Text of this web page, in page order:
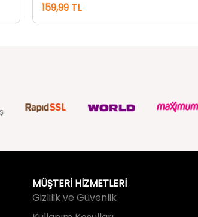
MÜŞTERİ HİZMETLERİ
Kullanım Koşulları